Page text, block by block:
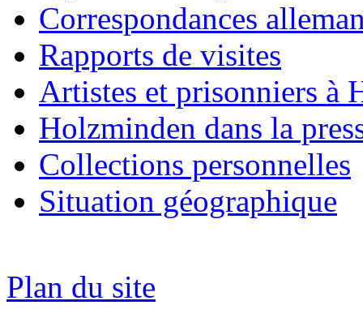
Correspondances
Rapports de visites
Artistes et prisonniers à
Holzminden dans la
Collections personnelles
Situation géographique
Plan du site